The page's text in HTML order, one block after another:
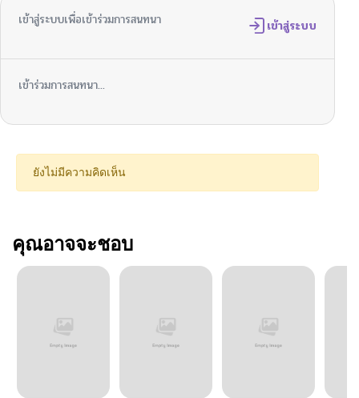
เข้าสู่ระบบเพื่อเข้าร่วมการสนทนา เข้าสู่ระบบ
เข้าร่วมการสนทนา...
ยังไม่มีความคิดเห็น
คุณอาจจะชอบ